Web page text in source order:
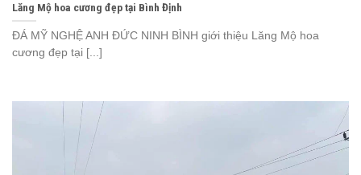
Lăng Mộ hoa cương đẹp tại Bình Định
ĐÁ MỸ NGHỆ ANH ĐỨC NINH BÌNH giới thiệu Lăng Mộ hoa
cương đẹp tại [...]